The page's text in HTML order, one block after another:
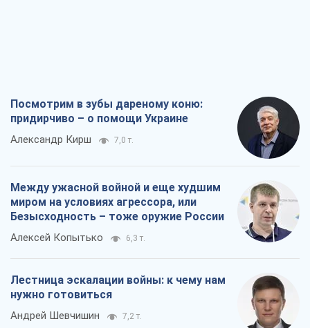
Посмотрим в зубы дареному коню:
придирчиво – о помощи Украине
Александр Кирш 7,0 т.
Между ужасной войной и еще худшим
миром на условиях агрессора, или
Безысходность – тоже оружие России
Алексей Копытько 6,3 т.
Лестница эскалации войны: к чему нам
нужно готовиться
Андрей Шевчишин 7,2 т.